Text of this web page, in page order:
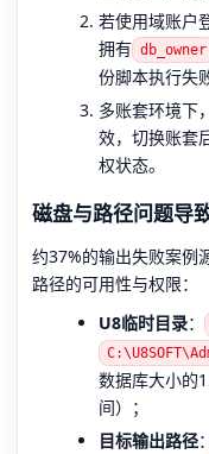
若使用域账户
拥有 db_owner
份脚本执行失
多账套环境下
效，切换账套
权状态。
磁盘与路径问题导
约37%的输出失败案例
路径的可用性与权限：
U8临时目录：
数据库大小的
间）；
目标输出路径